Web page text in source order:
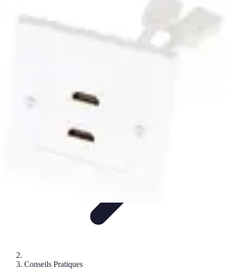
Jeux de société
Jeux de
Création de jeux
Conseils Pratiques